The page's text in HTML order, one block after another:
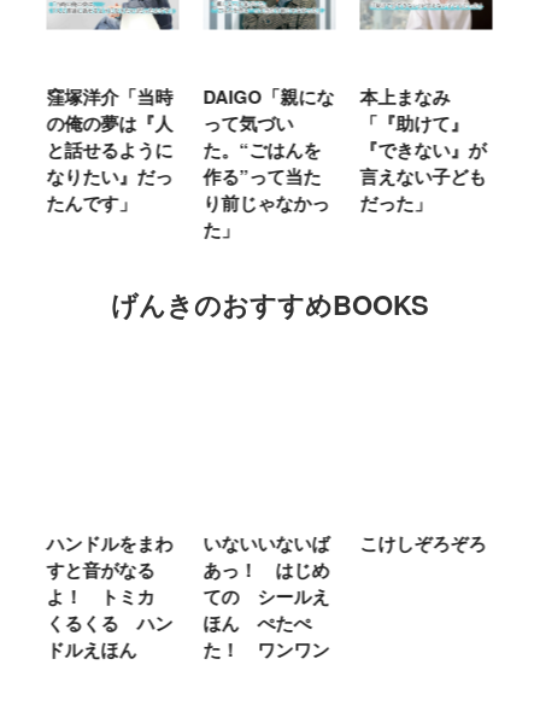
窪塚洋介「当時
の俺の夢は『人
と話せるように
なりたい』だっ
たんです」
DAIGO「親にな
って気づい
た。“ごはんを
作る”って当た
り前じゃなかっ
た」
本上まなみ
「『助けて』
『できない』が
言えない子ども
だった」
げんきのおすすめBOOKS
ハンドルをまわ
すと音がなる
よ！ トミカ
くるくる ハン
ドルえほん
いないいないば
あっ！ はじめ
ての シールえ
ほん ぺたぺ
た！ ワンワン
こけしぞろぞろ